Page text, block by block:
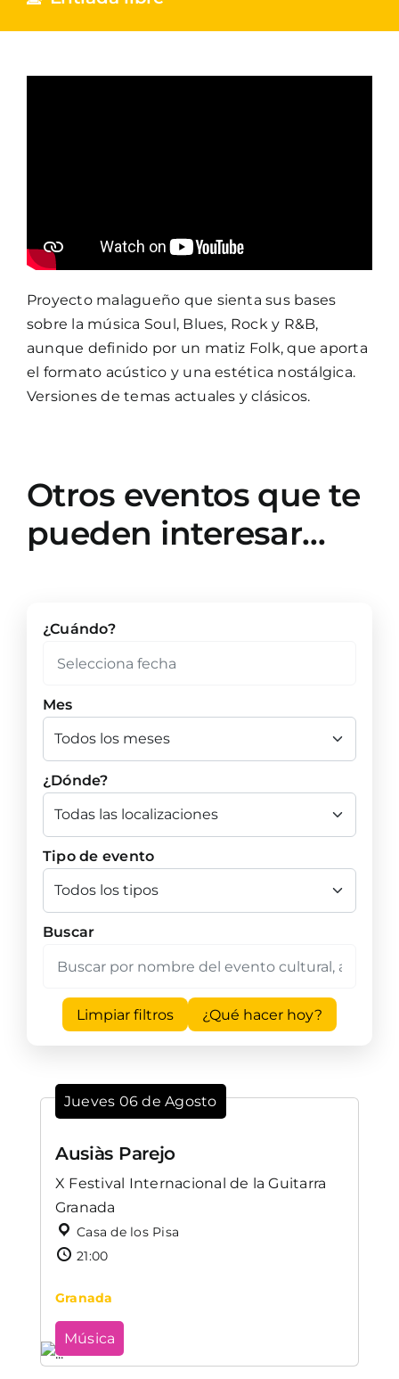
Proyecto malagueño que sienta sus bases
sobre la música Soul, Blues, Rock y R&B,
aunque definido por un matiz Folk, que aporta
el formato acústico y una estética nostálgica.
Versiones de temas actuales y clásicos.
Otros eventos que te
pueden interesar…
¿Cuándo?
Mes
¿Dónde?
Tipo de evento
Buscar
Limpiar filtros ¿Qué hacer hoy?
Jueves 06 de Agosto
Ausiàs Parejo
X Festival Internacional de la Guitarra
Granada
Casa de los Pisa
21:00
Granada
Música